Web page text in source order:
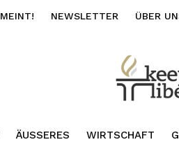
MEINT! NEWSLETTER ÜBER
ÄUSSERES WIRTSCHAFT